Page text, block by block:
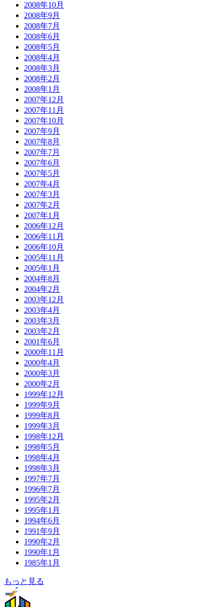
2008年10月
2008年9月
2008年7月
2008年6月
2008年5月
2008年4月
2008年3月
2008年2月
2008年1月
2007年12月
2007年11月
2007年10月
2007年9月
2007年8月
2007年7月
2007年6月
2007年5月
2007年4月
2007年3月
2007年2月
2007年1月
2006年12月
2006年11月
2006年10月
2005年11月
2005年1月
2004年8月
2004年2月
2003年12月
2003年4月
2003年3月
2003年2月
2001年6月
2000年11月
2000年4月
2000年3月
2000年2月
1999年12月
1999年9月
1999年8月
1999年3月
1998年12月
1998年5月
1998年4月
1998年3月
1997年7月
1996年7月
1995年2月
1995年1月
1994年6月
1991年9月
1990年2月
1990年1月
1985年1月
もっと見る